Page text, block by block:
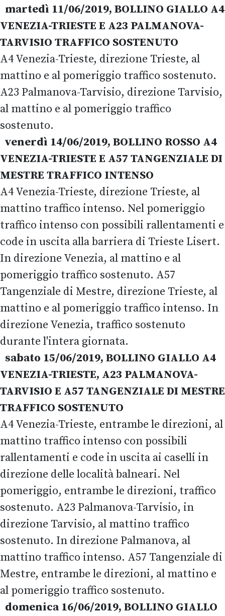
martedì 11/06/2019, BOLLINO GIALLO A4
VENEZIA-TRIESTE E A23 PALMANOVA-
TARVISIO TRAFFICO SOSTENUTO
A4 Venezia-Trieste, direzione Trieste, al
mattino e al pomeriggio traffico sostenuto.
A23 Palmanova-Tarvisio, direzione Tarvisio,
al mattino e al pomeriggio traffico
sostenuto.
venerdì 14/06/2019, BOLLINO ROSSO A4
VENEZIA-TRIESTE E A57 TANGENZIALE DI
MESTRE TRAFFICO INTENSO
A4 Venezia-Trieste, direzione Trieste, al
mattino traffico intenso. Nel pomeriggio
traffico intenso con possibili rallentamenti e
code in uscita alla barriera di Trieste Lisert.
In direzione Venezia, al mattino e al
pomeriggio traffico sostenuto. A57
Tangenziale di Mestre, direzione Trieste, al
mattino e al pomeriggio traffico intenso. In
direzione Venezia, traffico sostenuto
durante l'intera giornata.
sabato 15/06/2019, BOLLINO GIALLO A4
VENEZIA-TRIESTE, A23 PALMANOVA-
TARVISIO E A57 TANGENZIALE DI MESTRE
TRAFFICO SOSTENUTO
A4 Venezia-Trieste, entrambe le direzioni, al
mattino traffico intenso con possibili
rallentamenti e code in uscita ai caselli in
direzione delle località balneari. Nel
pomeriggio, entrambe le direzioni, traffico
sostenuto. A23 Palmanova-Tarvisio, in
direzione Tarvisio, al mattino traffico
sostenuto. In direzione Palmanova, al
mattino traffico intenso. A57 Tangenziale di
Mestre, entrambe le direzioni, al mattino e
al pomeriggio traffico sostenuto.
domenica 16/06/2019, BOLLINO GIALLO